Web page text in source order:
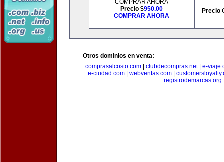
COMPRAR AHORA
Precio $950.00
COMPRAR AHORA
Precio
Otros dominios en venta:
comprasalcosto.com
clubdecompras.net| e-
e-ciudad.com| webventas.com|
registrodemarcas.org